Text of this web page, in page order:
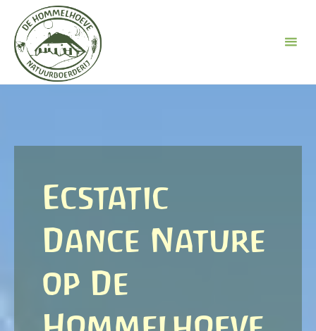
naar
inhoud
Ecstatic
Dance Nature
op De